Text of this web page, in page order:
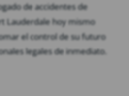
de accidentes de
Lauderdale hoy mismo
el control de su futuro
legales de inmediato.